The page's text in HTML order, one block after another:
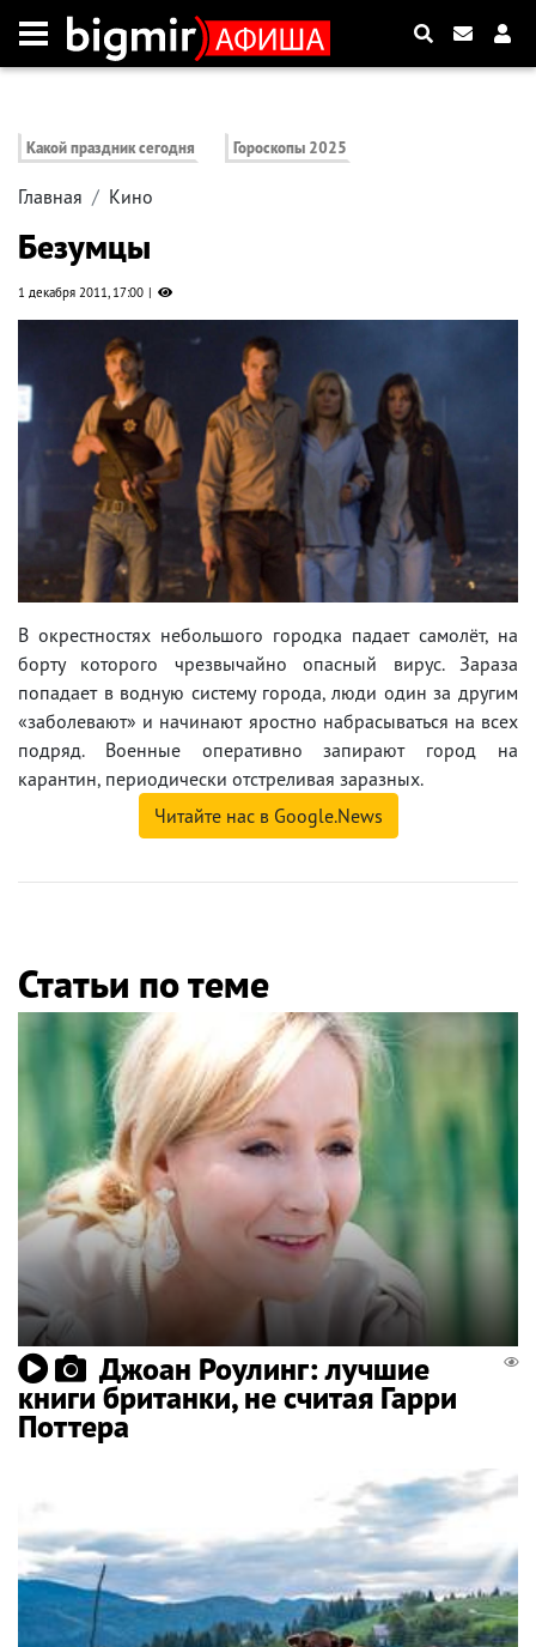
Какой праздник сегодня Гороскопы 2025
Главная Кино
Безумцы
1 декабря 2011, 17:00
В окрестностях небольшого городка падает самолёт, на
борту которого чрезвычайно опасный вирус. Зараза
попадает в водную систему города, люди один за другим
«заболевают» и начинают яростно набрасываться на всех
подряд. Военные оперативно запирают город на
карантин, периодически отстреливая заразных.
Читайте нас в Google.News
Статьи по теме
Джоан Роулинг: лучшие
книги британки, не считая Гарри
Поттера